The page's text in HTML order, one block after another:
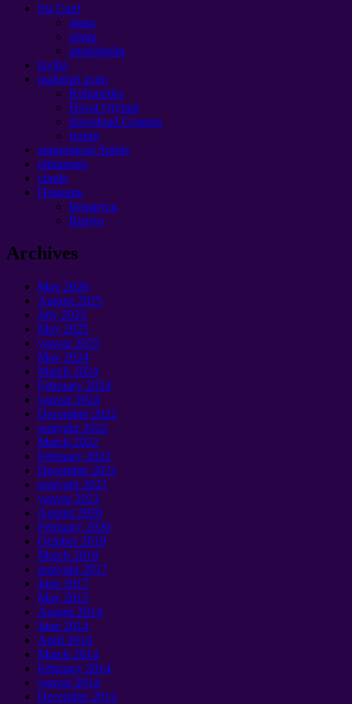
Siz Can!
əlaqə
nöqtə
əməkdaşlıq
layihə
məlumat axını
Kehanetler
Həyat Qiymət
download Cosmos
forum
apprenticed Spirits
ultimatum
cümlə
Помощь
Беларусь
Rusiya
Archives
May 2026
August 2025
July 2025
May 2025
yanvar 2025
May 2024
March 2024
February 2024
yanvar 2024
December2022
sentyabr 2022
March 2022
February 2022
December2021
sentyabr 2021
yanvar 2021
August 2020
February 2020
October2019
March 2018
sentyabr 2017
June 2017
May 2015
August 2014
June 2014
April 2014
March 2014
February 2014
yanvar 2014
December2012